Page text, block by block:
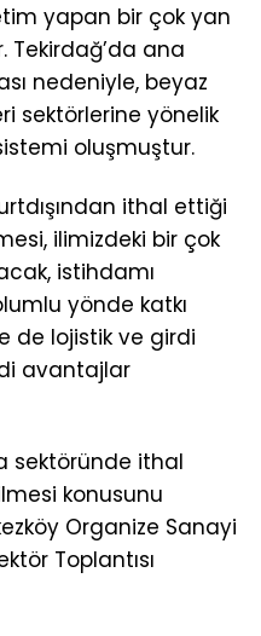
yapan bir çok yan
Tekirdağ’da ana
nedeniyle, beyaz
sektörlerine yönelik
oluşmuştur.
ithal ettiği
ilimizdeki bir çok
istihdamı
yönde katkı
de lojistik ve girdi
avantajlar
sektöründe ithal
konusunu
Organize Sanayi
Toplantısı